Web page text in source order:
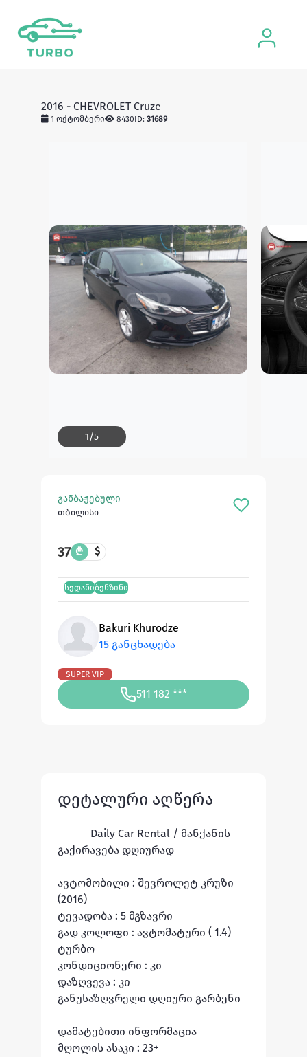
2016 - CHEVROLET Cruze
1 ოქტომბერი 8430ID: 31689
1/5
განბაჟებული
თბილისი
37 ₾ $
სედანიბენზინი
Bakuri Khurodze
15 განცხადება
SUPER VIP
511 182 ***
დეტალური აღწერა
Daily Car Rental / მანქანის
გაქირავება დღიურად
ავტომობილი : შევროლეტ კრუზი
(2016)
ტევადობა : 5 მგზავრი
გად კოლოფი : ავტომატური ( 1.4)
ტურბო
კონდიციონერი : კი
დაზღვევა : კი
განუსაზღვრელი დღიური გარბენი
დამატებითი ინფორმაცია
მღოლის ასაკი : 23+